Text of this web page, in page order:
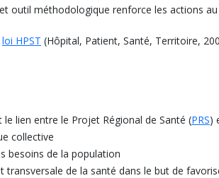
outil méthodologique renforce les actions
loi HPST (Hôpital, Patient, Santé, Territoire,
lien entre le Projet Régional de Santé (PRS)
collective
besoins de la population
de la santé dans le but de